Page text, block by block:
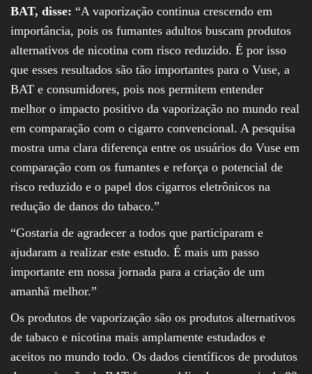
BAT, disse: “A vaporização continua crescendo em
importância, pois os fumantes adultos buscam produtos
alternativos de nicotina com risco reduzido. É por isso
que esses resultados são tão importantes para o Vuse, a
BAT e consumidores, pois nos permitem entender
melhor o impacto positivo da vaporização no mundo real
em comparação com o cigarro convencional. A pesquisa
mostra uma clara diferença entre os usuários do Vuse em
comparação com os fumantes e reforça o potencial de
risco reduzido e o papel dos cigarros eletrônicos na
redução de danos do tabaco.”
“Gostaria de agradecer a todos que participaram e
ajudaram a realizar este estudo. É mais um passo
importante em nossa jornada para a criação de um
amanhã melhor.”
Os produtos de vaporização são os produtos alternativos
de tabaco e nicotina mais amplamente estudados e
aceitos no mundo todo. Os dados científicos de produtos